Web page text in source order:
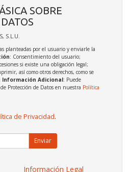
SOBRE
S.L.U.
planteadas por el usuario y enviarle la
: Consentimiento del usuario;
si existe una obligación legal;
así como otros derechos, como se
Información Adicional: Puede
Protección de Datos en nuestra Política
de Privacidad.
Enviar
Información Legal